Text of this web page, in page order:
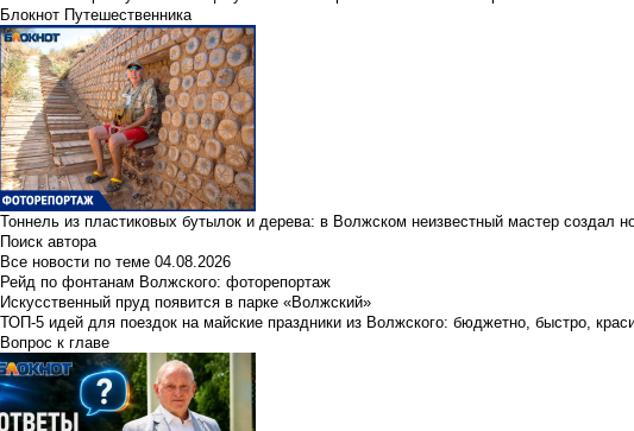
Блокнот Путешественника
Тоннель из пластиковых бутылок и дерева: в Волжском неизвестный мастер создал
Поиск автора
Все новости по теме 04.08.2026
Рейд по фонтанам Волжского: фоторепортаж
Искусственный пруд появится в парке «Волжский»
ТОП-5 идей для поездок на майские праздники из Волжского: бюджетно, быстро,
Вопрос к главе